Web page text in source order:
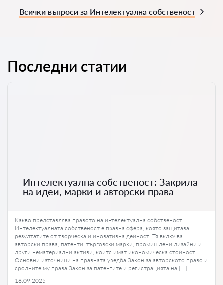
Всички въпроси за Интелектуална собственост
Последни статии
Интелектуална собственост: Закрила
на идеи, марки и авторски права
Какво представлява правото на интелектуална собственост
Интелектуалната собственост е правна сфера, която защитава
резултатите от творческа и иновативна дейност. Тя включва
авторски права, патенти, търговски марки, промишлени дизайни и
други нематериални активи, които имат икономическа стойност.
Основни източници на правната уредба Закон за авторското право и
сродните му права Закон за патентите и регистрацията на […]
18.09.2025